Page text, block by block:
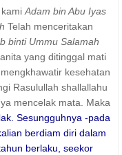
Adam bin Abu Iyas
Telah menceritakan
binti Ummu Salamah
yang ditinggal mati
kesehatan
Rasulullah shallallahu
mencelak mata. Maka
Sesungguhnya -pada
berdiam diri dalam
berlaku, seekor